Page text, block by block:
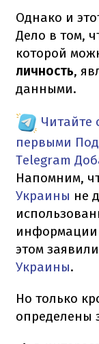
Однако и
Дело в том,
которой
личность,
данными.
Читайте
первыми
Telegram
Напомним,
Украины не
информации
этом
Украины.
Но только
определены